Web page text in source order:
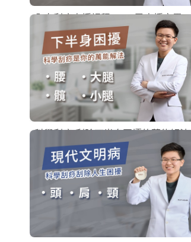
全身刮痧直播課程(2021已直播完畢)
刮痧線上課程
購買後有效期限：課程下架時
25782
233
科學刮痧-刮除下半身困擾的萬能解法
刮痧線上課程
購買後有效期限：課程下架時
14282
367